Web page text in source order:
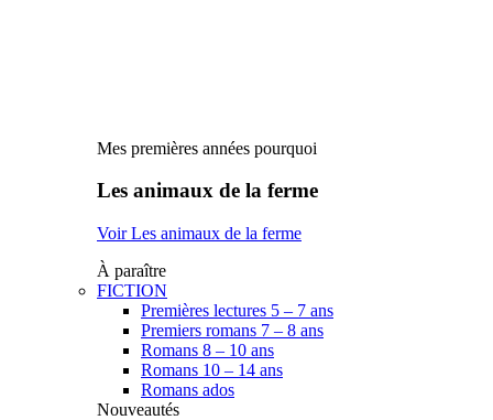
Mes premières années pourquoi
Les animaux de la ferme
Voir Les animaux de la ferme
À paraître
FICTION
Premières lectures 5 – 7 ans
Premiers romans 7 – 8 ans
Romans 8 – 10 ans
Romans 10 – 14 ans
Romans ados
Nouveautés